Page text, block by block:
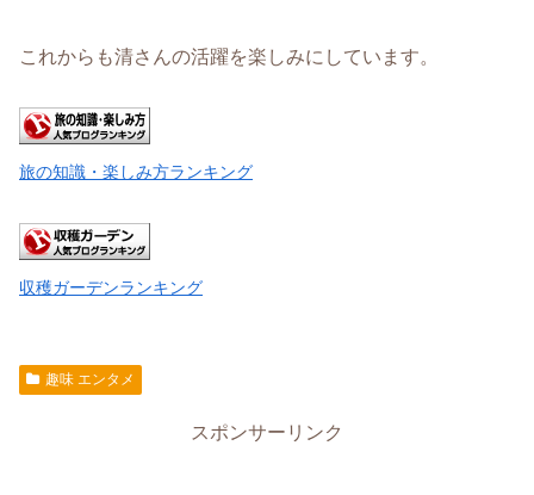
これからも清さんの活躍を楽しみにしています。
旅の知識・楽しみ方ランキング
収穫ガーデンランキング
趣味 エンタメ
スポンサーリンク